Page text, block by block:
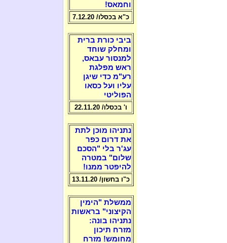
וחמאס!
כ"א בכסלו/ 7.12.20
ביבי כורת ברית
ומחלק שוחד
למנסור עבאס,
ראש מפלגת
רע"מ כדי שיגן
עליו ועל כסאו
הפוליטי
ו' בכסלו/ 22.11.20
נתניהו מוכן לתת
את דרום כפר
עג'ר בלי "הסכם
שלום" במטרה
להיפטר ממנו!
כ"ו בחשון/ 13.11.20
ממשלת "הימין
הקיצוני" בראשות
נתניהו בונה:
מזרח תיכון
מחומש! מזרח